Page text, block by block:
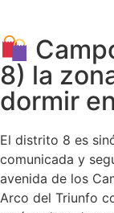
8) la
dormir
El distrito 8 es
comunicada y
avenida de los
Arco del Triunfo